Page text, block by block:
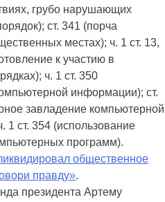
грубо нарушающих
ст. 341 (порча
местах); ч. 1 ст. 13,
к участию в
ч. 1 ст. 350
информации); ст.
завладение компьютерной
1 ст. 354 (использование
программ).
общественное
правду».
президента Артему